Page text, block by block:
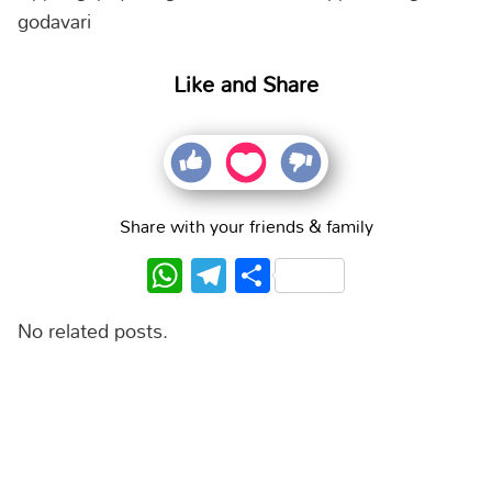
godavari
Like and Share
Share with your friends & family
WhatsApp
Telegram
Share
No related posts.